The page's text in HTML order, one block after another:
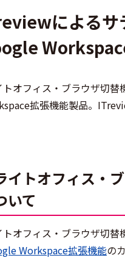
によるサ
トオフィス・ブラウザ切
拡張機能製品。
イトオフィス・
いて
トオフィス・ブラウザ切
Workspace拡張機能の